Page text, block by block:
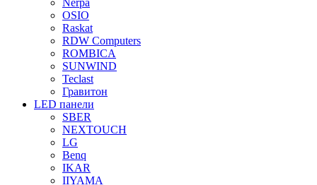
Nerpa
OSIO
Raskat
RDW Computers
ROMBICA
SUNWIND
Teclast
Гравитон
LED панели
SBER
NEXTOUCH
LG
Benq
IKAR
IIYAMA